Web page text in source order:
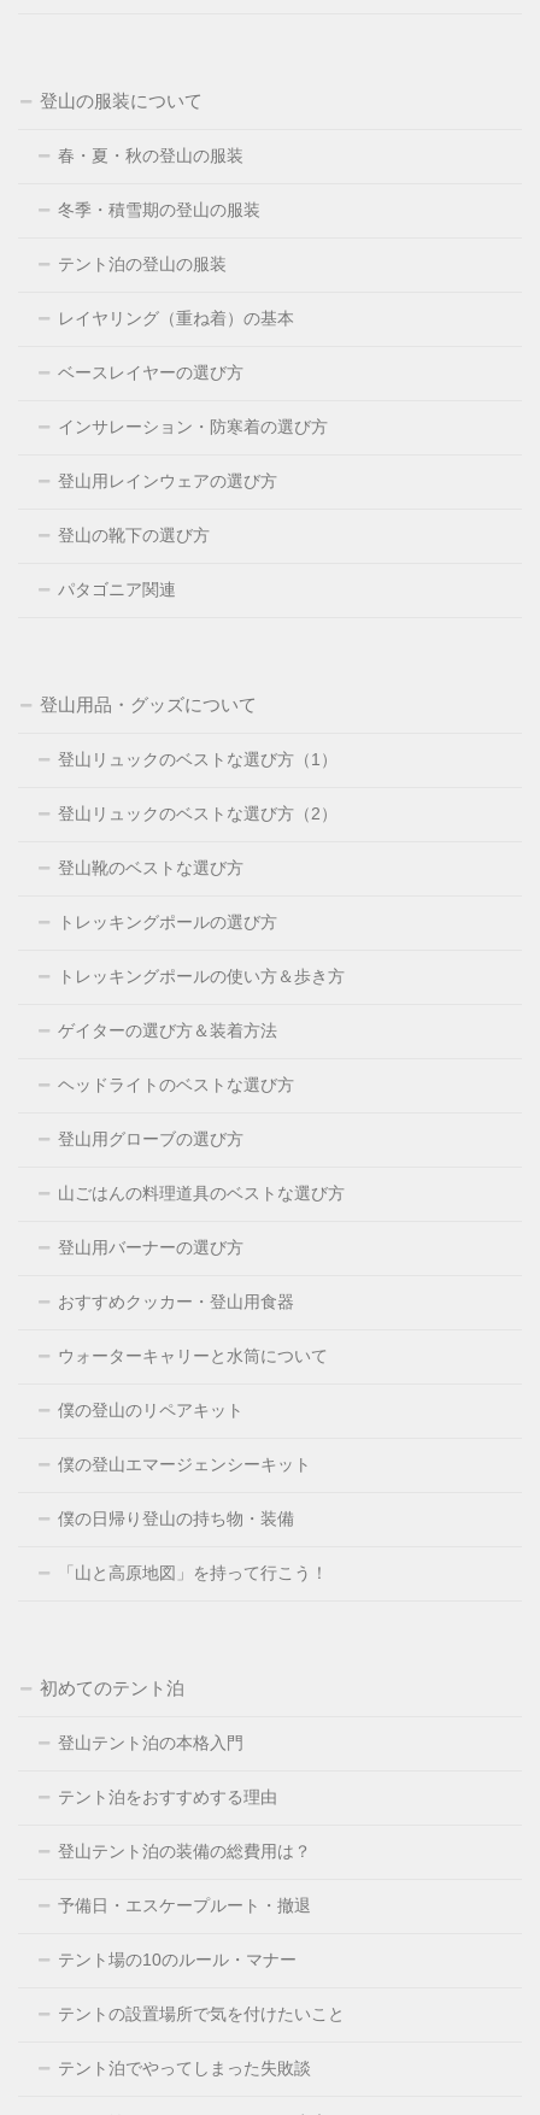
登山の服装について
春・夏・秋の登山の服装
冬季・積雪期の登山の服装
テント泊の登山の服装
レイヤリング（重ね着）の基本
ベースレイヤーの選び方
インサレーション・防寒着の選び方
登山用レインウェアの選び方
登山の靴下の選び方
パタゴニア関連
登山用品・グッズについて
登山リュックのベストな選び方（1）
登山リュックのベストな選び方（2）
登山靴のベストな選び方
トレッキングポールの選び方
トレッキングポールの使い方＆歩き方
ゲイターの選び方＆装着方法
ヘッドライトのベストな選び方
登山用グローブの選び方
山ごはんの料理道具のベストな選び方
登山用バーナーの選び方
おすすめクッカー・登山用食器
ウォーターキャリーと水筒について
僕の登山のリペアキット
僕の登山エマージェンシーキット
僕の日帰り登山の持ち物・装備
「山と高原地図」を持って行こう！
初めてのテント泊
登山テント泊の本格入門
テント泊をおすすめする理由
登山テント泊の装備の総費用は？
予備日・エスケープルート・撤退
テント場の10のルール・マナー
テントの設置場所で気を付けたいこと
テント泊でやってしまった失敗談